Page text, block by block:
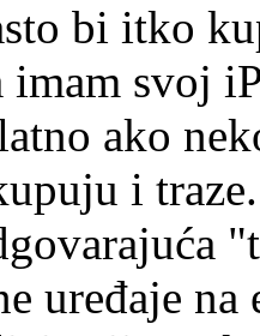
bi itko
imam svoj
ako
i traze.
uređaje